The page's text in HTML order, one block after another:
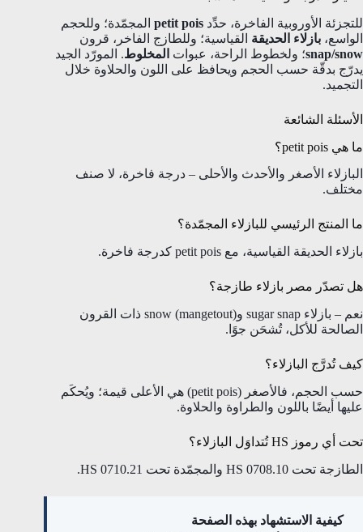
للتجزئة الأوروبية الفاخرة، حدِّد petit pois المجمّدة؛ وللحجم
الواسع، بازلاء الحديقة القياسية؛ وللطازج الفاخر، قرون
snap/snow؛ ولخطوط الراحة، عبوات المخلوط. المورّد الجيد
يدرّج بدقّة حسب الحجم ويحافظ على اللون والحلاوة خلال
التجميد.
الأسئلة الشائعة
ما هي petit pois؟
البازلاء الأصغر والأحدث والأحلى – درجة فاخرة، لا صنف
مختلف.
ما المنتج الرئيسي للبازلاء المجمّدة؟
بازلاء الحديقة القياسية، مع petit pois كدرجة فاخرة.
هل تصدّر مصر بازلاء طازجة؟
نعم – بازلاء sugar snap وsnow (mangetout) ذات القرون
الصالحة للأكل، تُشحَن جوًا.
كيف تُدرَّج البازلاء؟
حسب الحجم، فالأصغر (petit pois) هي الأعلى قيمة؛ ويُحكَم
عليها أيضًا باللون والطراوة والحلاوة.
تحت أي رموز HS تُتداوَل البازلاء؟
الطازجة تحت HS 0708.10 والمجمّدة تحت HS 0710.21.
كيفية الاستشهاد بهذه الصفحة